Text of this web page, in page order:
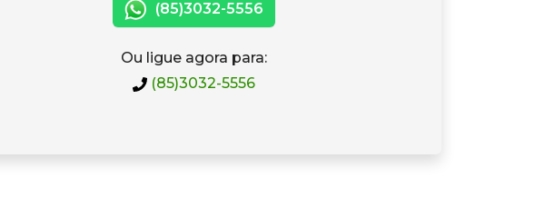
(85)3032-5556
Ou ligue agora para:
(85)3032-5556